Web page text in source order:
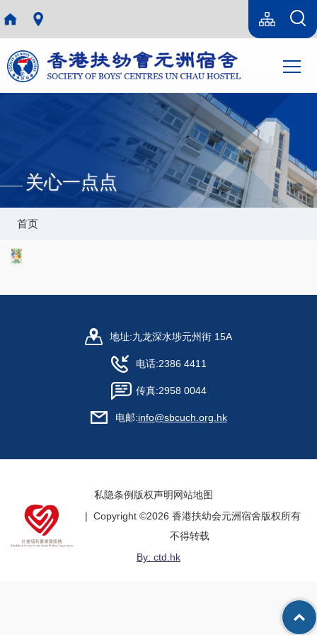
跳转到主要内容
Language
switcher
Sitemap(SC)
导
航
关心一点点
面
包
屑
首页
地址:九龙深水埗元州街 15A
电话:2386 4411
传真:2958 0044
电邮:info@sbcuch.org.hk
私隐条例 版权声明网站地图
| Copyright ©2026 香港扶幼会元洲宿舍版权所有
不得转载
By: ctd.hk